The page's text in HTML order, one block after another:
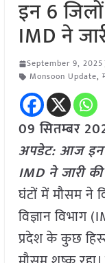
इन 6
IMD ने
September 9, 2025
Monsoon Update,
09 सितम्बर
अपडेट: आज इन
IMD ने जारी
घंटों में मौसम ने
विज्ञान
प्रदेश के कुछ